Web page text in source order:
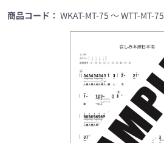
商品コード： WKAT-MT-75 ～ WTT-MT-75